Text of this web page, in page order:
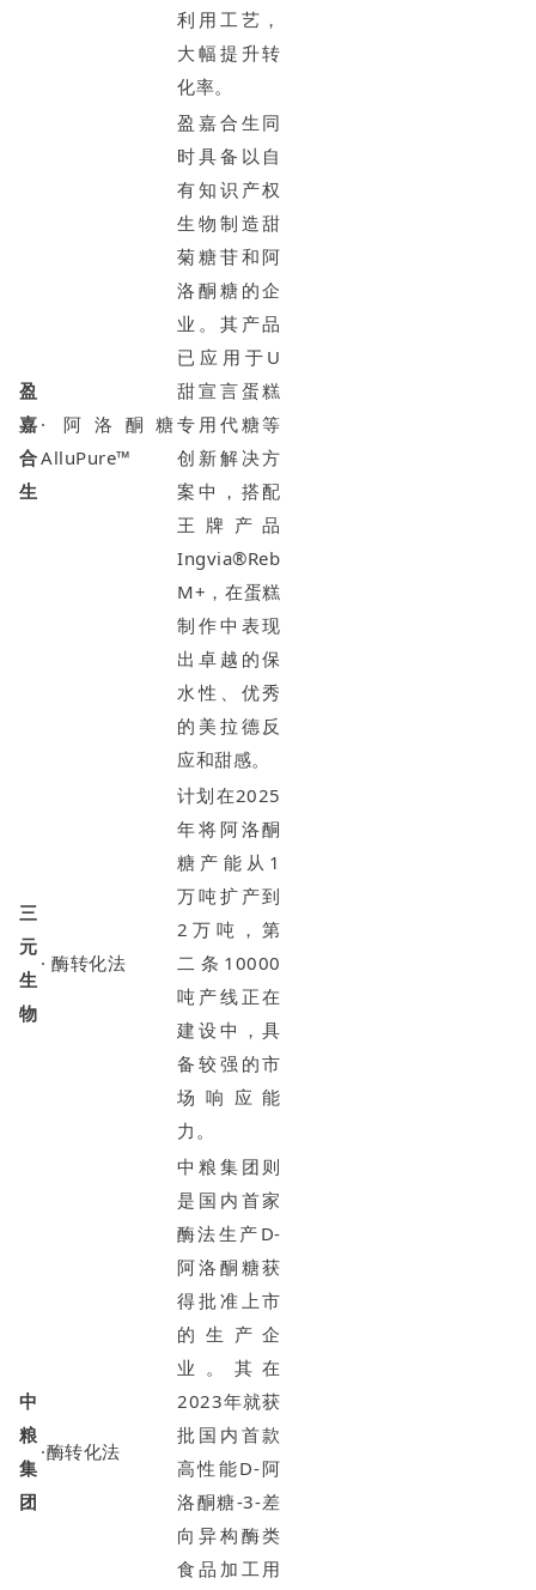
利用工艺，
大幅提升转
化率。
盈
嘉
合
生
· 阿洛酮糖
AlluPure™
盈嘉合生同
时具备以自
有知识产权
生物制造甜
菊糖苷和阿
洛酮糖的企
业。其产品
已应用于U
甜宣言蛋糕
专用代糖等
创新解决方
案中，搭配
王牌产品
Ingvia®Reb
M+，在蛋糕
制作中表现
出卓越的保
水性、优秀
的美拉德反
应和甜感。
三
元
生
物
· 酶转化法
计划在2025
年将阿洛酮
糖产能从1
万吨扩产到
2万吨，第
二条10000
吨产线正在
建设中，具
备较强的市
场响应能
力。
中
粮
集
团
·酶转化法
中粮集团则
是国内首家
酶法生产D-
阿洛酮糖获
得批准上市
的生产企
业。其在
2023年就获
批国内首款
高性能D-阿
洛酮糖-3-差
向异构酶类
食品加工用